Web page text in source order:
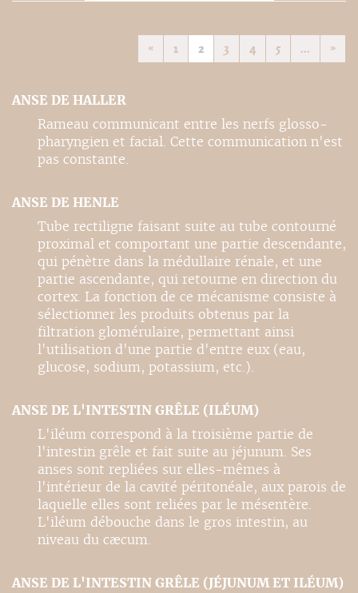
« 1 2 3 4 5 ... »
ANSE DE HALLER
Rameau communicant entre les nerfs glosso-
pharyngien et facial. Cette communication n'est
pas constante.
ANSE DE HENLE
Tube rectiligne faisant suite au tube contourné
proximal et comportant une partie descendante,
qui pénètre dans la médullaire rénale, et une
partie ascendante, qui retourne en direction du
cortex. La fonction de ce mécanisme consiste à
sélectionner les produits obtenus par la
filtration glomérulaire, permettant ainsi
l'utilisation d'une partie d'entre eux (eau,
glucose, sodium, potassium, etc.).
ANSE DE L'INTESTIN GRÊLE (ILÉUM)
L'iléum correspond à la troisième partie de
l'intestin grêle et fait suite au jéjunum. Ses
anses sont repliées sur elles-mêmes à
l'intérieur de la cavité péritonéale, aux parois de
laquelle elles sont reliées par le mésentère.
L'iléum débouche dans le gros intestin, au
niveau du cæcum.
ANSE DE L'INTESTIN GRÊLE (JÉJUNUM ET ILÉUM)